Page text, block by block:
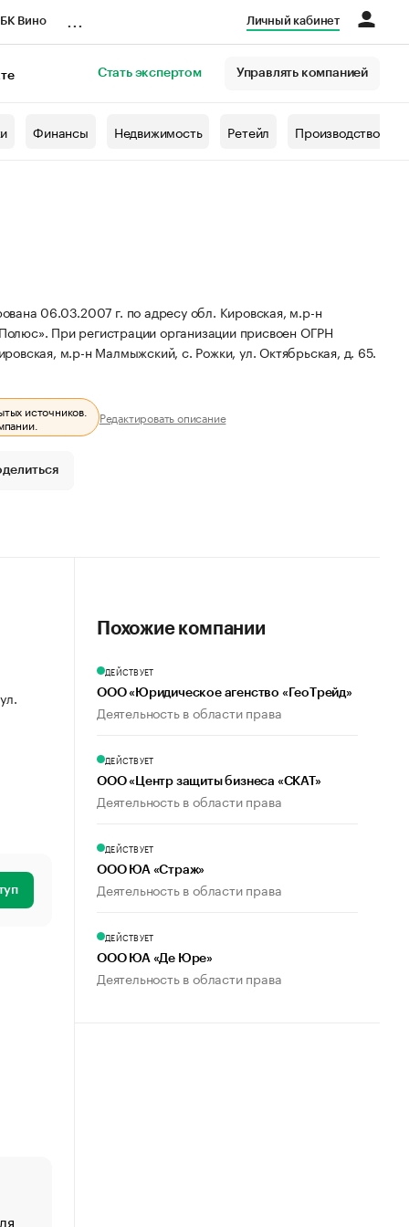
Вино Личный кабинет
Стать экспертом Управлять компанией
Финансы Недвижимость Ретейл Производство
06.03.2007 г. по адресу обл. Кировская, м.р-н
При регистрации организации присвоен ОГРН
м.р-н Малмыжский, с. Рожки, ул. Октябрьская, д. 65.
источников. Редактировать описание
Похожие компании
ДЕЙСТВУЕТ
ООО «Юридическое агенство «ГеоТрейд»
Деятельность в области права
ДЕЙСТВУЕТ
ООО «Центр защиты бизнеса «СКАТ»
Деятельность в области права
ДЕЙСТВУЕТ
ООО ЮА «Страж»
Деятельность в области права
ДЕЙСТВУЕТ
ООО ЮА «Де Юре»
Деятельность в области права